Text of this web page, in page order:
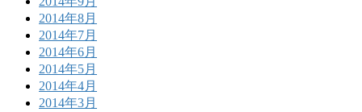
2014年8月
2014年7月
2014年6月
2014年5月
2014年4月
2014年3月